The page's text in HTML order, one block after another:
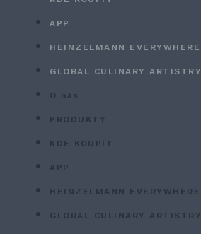
APP
HEINZELMANN EVERYWHERE
GLOBAL CULINARY ARTISTRY
O nás
PRODUKTY
KDE KOUPIT
APP
HEINZELMANN EVERYWHERE
GLOBAL CULINARY ARTISTRY